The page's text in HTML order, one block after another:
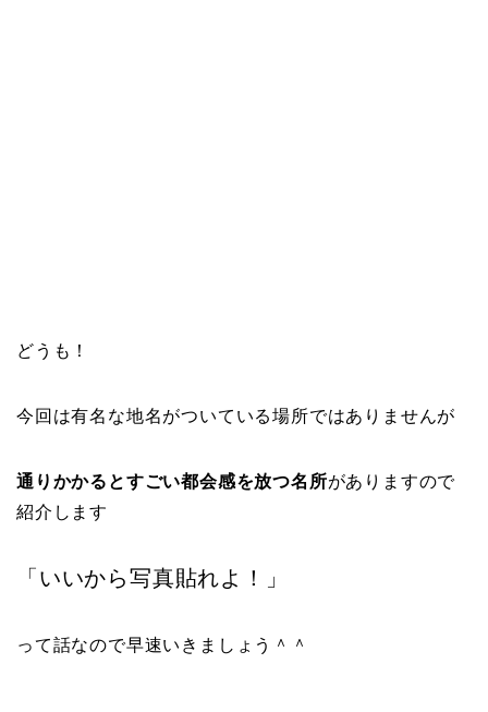
どうも！
今回は有名な地名がついている場所ではありませんが
通りかかるとすごい都会感を放つ名所がありますので
紹介します
「いいから写真貼れよ！」
って話なので早速いきましょう＾＾